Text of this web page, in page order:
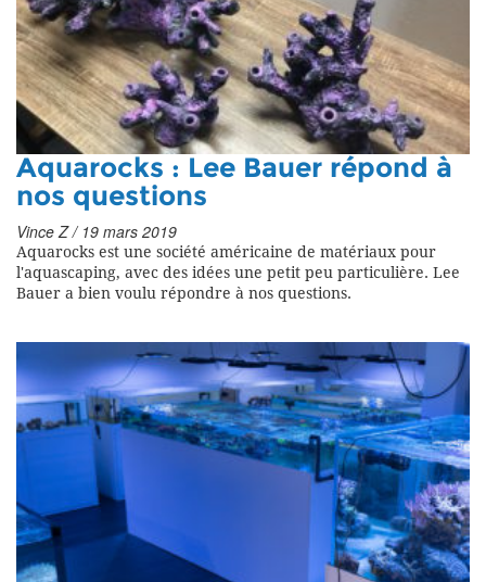
Aquarocks : Lee Bauer répond à
nos questions
Vince Z / 19 mars 2019
Aquarocks est une société américaine de matériaux pour
l'aquascaping, avec des idées une petit peu particulière. Lee
Bauer a bien voulu répondre à nos questions.